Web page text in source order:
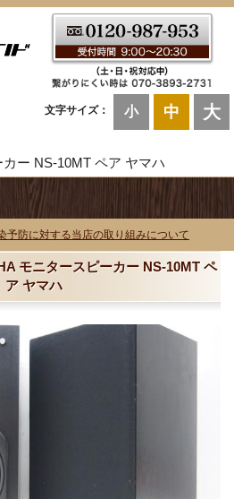
文字サイズ： 小 中 大
ー NS-10MT ペア ヤマハ
予防に対する当店の取り組みについて
モニタースピーカー NS-10MT ペ
ア ヤマハ